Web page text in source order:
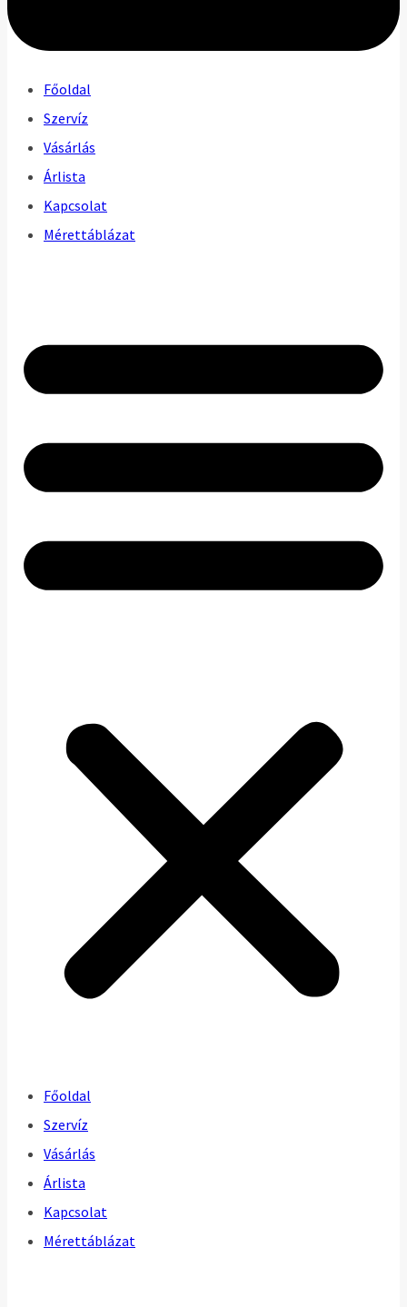
Főoldal
Szervíz
Vásárlás
Árlista
Kapcsolat
Mérettáblázat
Főoldal
Szervíz
Vásárlás
Árlista
Kapcsolat
Mérettáblázat